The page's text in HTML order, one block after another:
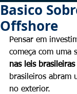
Basico
Offshore
Pensar em
começa com uma
nas leis
brasileiros abram
no exterior.